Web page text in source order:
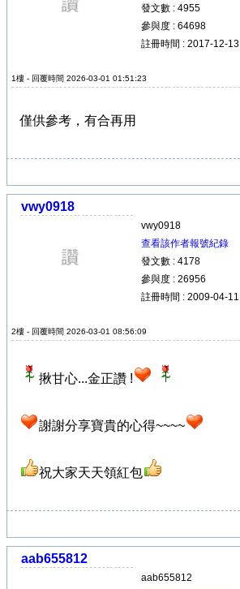
發文數 : 4955
參與度 : 64698
註冊時間 : 2017-12-13
1樓 - 回覆時間 2026-03-01 01:51:23
僅供參考，有合再用
vwy0918
vwy0918
查看該作者報號紀錄
發文數 : 4178
參與度 : 26956
註冊時間 : 2009-04-11
2樓 - 回覆時間 2026-03-01 08:56:09
揪甘心...金正讚 !
謝謝分享寶貴的心得~~~~
祝大家天天領紅包
aab655812
aab655812